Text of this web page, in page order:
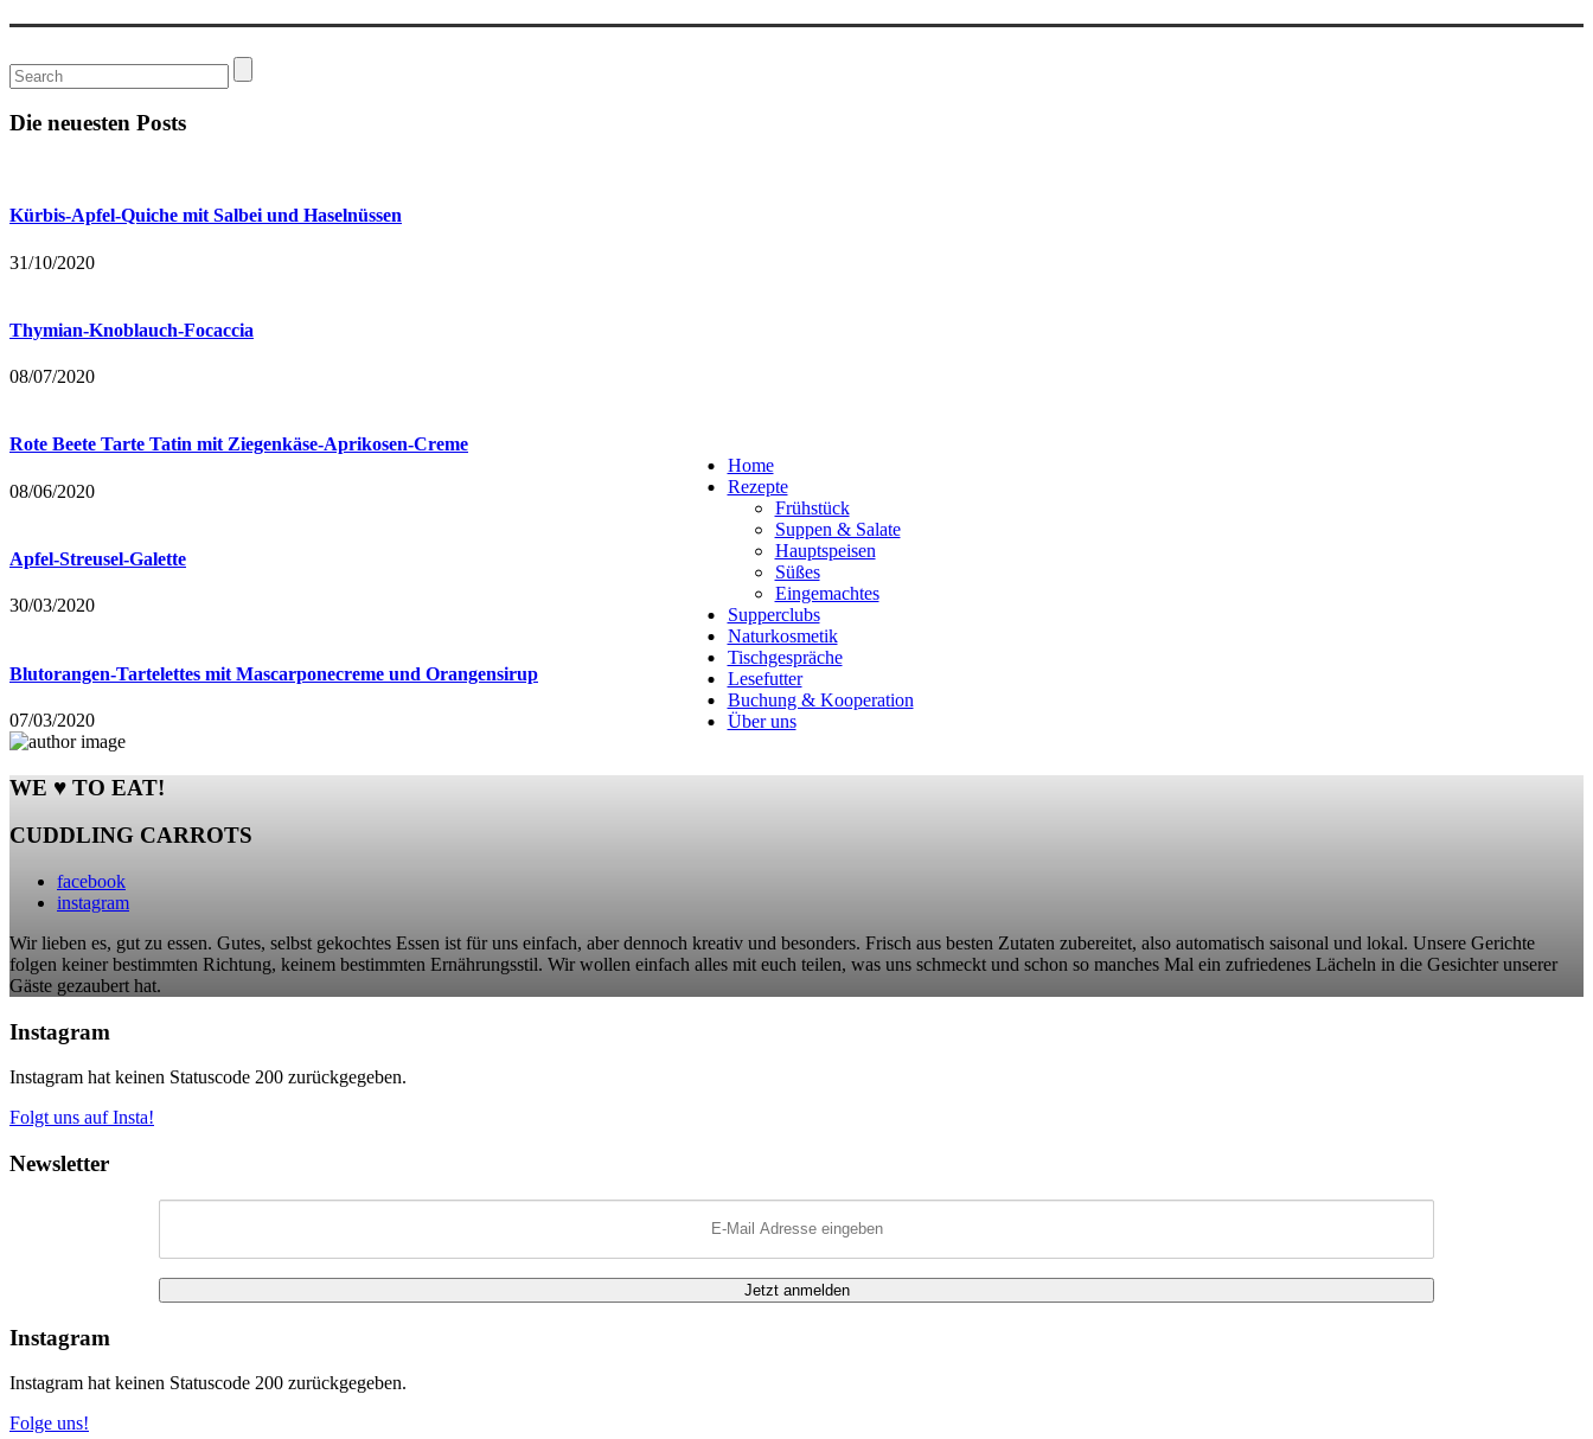
Home
Rezepte
Frühstück
Suppen & Salate
Hauptspeisen
Süßes
Eingemachtes
Supperclubs
Naturkosmetik
Tischgespräche
Lesefutter
Buchung & Kooperation
Über uns
Die neuesten Posts
Kürbis-Apfel-Quiche mit Salbei und Haselnüssen
31/10/2020
Thymian-Knoblauch-Focaccia
08/07/2020
Rote Beete Tarte Tatin mit Ziegenkäse-Aprikosen-Creme
08/06/2020
Apfel-Streusel-Galette
30/03/2020
Blutorangen-Tartelettes mit Mascarponecreme und Orangensirup
07/03/2020
WE ♥ TO EAT!
CUDDLING CARROTS
facebook
instagram
Wir lieben es, gut zu essen. Gutes, selbst gekochtes Essen ist für uns einfach, aber dennoch kreativ und besonders. Frisch aus besten Zutaten zubereitet, also automatisch saisonal und lokal. Unsere Gerichte
folgen keiner bestimmten Richtung, keinem bestimmten Ernährungsstil. Wir wollen einfach alles mit euch teilen, was uns schmeckt und schon so manches Mal ein zufriedenes Lächeln in die Gesichter unserer
Gäste gezaubert hat.
Instagram
Instagram hat keinen Statuscode 200 zurückgegeben.
Folgt uns auf Insta!
Newsletter
Instagram
Instagram hat keinen Statuscode 200 zurückgegeben.
Folge uns!